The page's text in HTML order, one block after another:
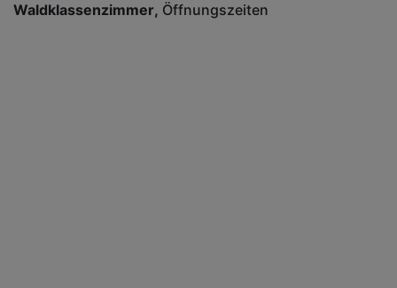
Waldklassenzimmer Öffnungszeiten